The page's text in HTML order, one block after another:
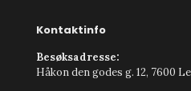
Kontaktinfo
Besøksadresse:
Håkon den godes g. 12, 7600